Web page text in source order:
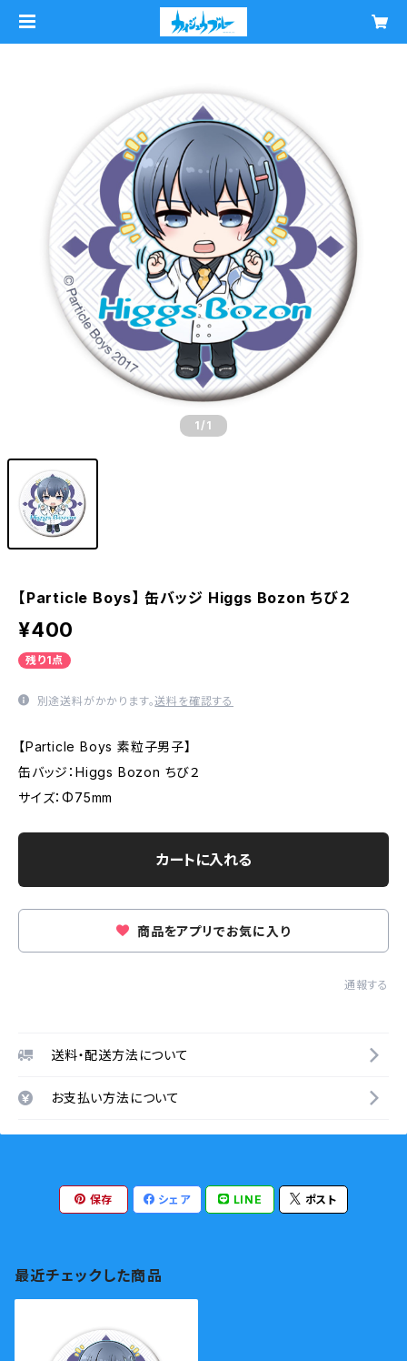
1 /1
【Particle Boys】 缶バッジ Higgs Bozon ちび２
¥400
残り1点
別途送料がかかります。送料を確認する
【Particle Boys 素粒子男子】
缶バッジ：Higgs Bozon ちび２
サイズ：Φ75mm
カートに入れる
商品をアプリでお気に入り
通報する
送料・配送方法について
お支払い方法について
保存 シェア LINE ポスト
最近チェックした商品